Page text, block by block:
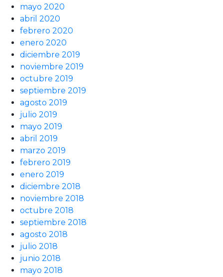
mayo 2020
abril 2020
febrero 2020
enero 2020
diciembre 2019
noviembre 2019
octubre 2019
septiembre 2019
agosto 2019
julio 2019
mayo 2019
abril 2019
marzo 2019
febrero 2019
enero 2019
diciembre 2018
noviembre 2018
octubre 2018
septiembre 2018
agosto 2018
julio 2018
junio 2018
mayo 2018